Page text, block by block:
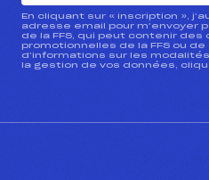
En cliquant sur « inscription »,
adresse email pour m’envoyer
de la FFS, qui peut contenir
promotionnelles de la FFS ou
d’informations sur les
la gestion de vos données,